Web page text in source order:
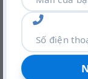
Khám phá VGA
trong thiết kế nhỏ
22/06/2026